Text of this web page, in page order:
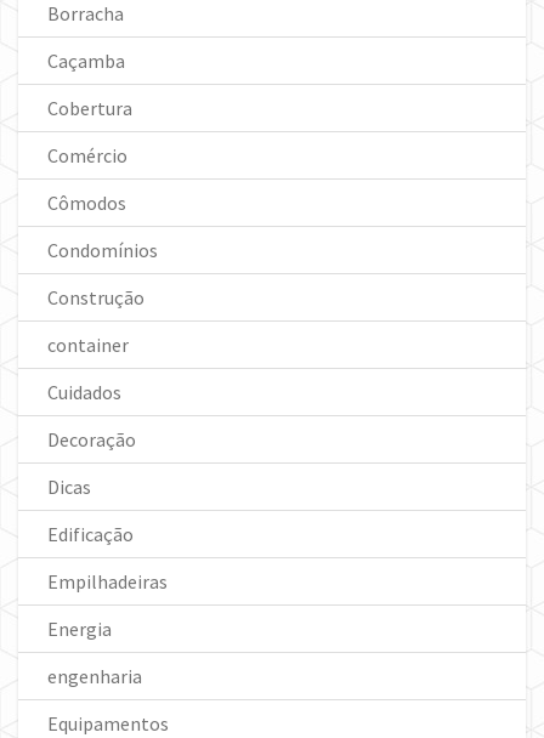
Borracha
Caçamba
Cobertura
Comércio
Cômodos
Condomínios
Construção
container
Cuidados
Decoração
Dicas
Edificação
Empilhadeiras
Energia
engenharia
Equipamentos